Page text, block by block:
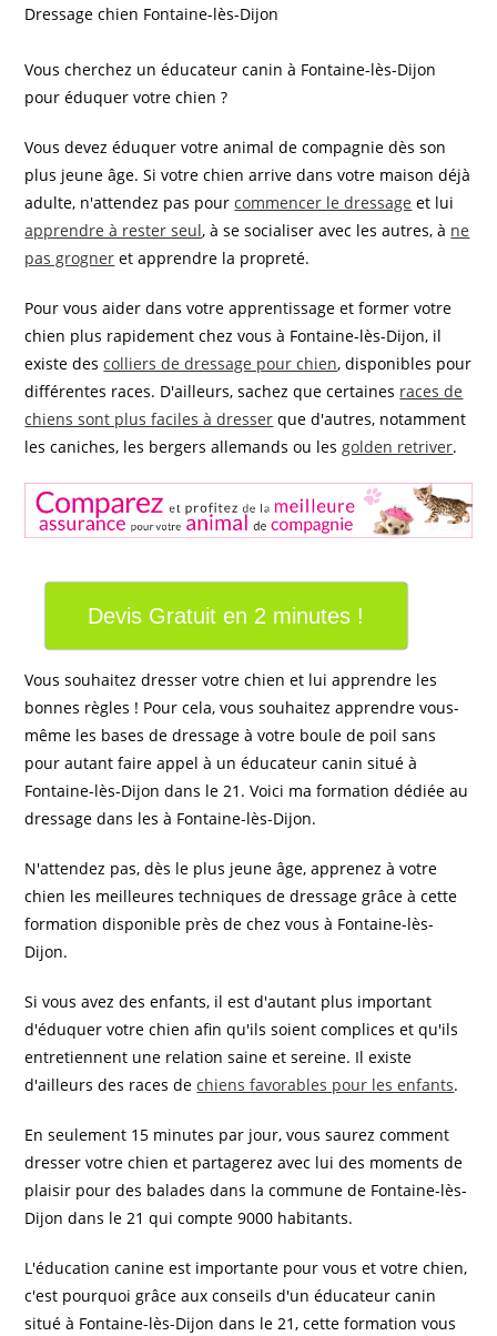
Dressage chien Fontaine-lès-Dijon
Vous cherchez un éducateur canin à Fontaine-lès-Dijon
pour éduquer votre chien ?
Vous devez éduquer votre animal de compagnie dès son
plus jeune âge. Si votre chien arrive dans votre maison déjà
adulte, n'attendez pas pourcommencer le dressage et lui
apprendre à rester seul, à se socialiser avec les autres, à ne
pas grogner et apprendre la propreté.
Pour vous aider dans votre apprentissage et former votre
chien plus rapidement chez vous à Fontaine-lès-Dijon, il
existe descolliers de dressage pour chien, disponibles pour
différentes races. D'ailleurs, sachez que certaines races de
chiens sont plus faciles à dresser que d'autres, notamment
les caniches, les bergers allemands ou lesgolden retriver.
Devis Gratuit en 2 minutes !
Vous souhaitez dresser votre chien et lui apprendre les
bonnes règles ! Pour cela, vous souhaitez apprendre vous-
même les bases de dressage à votre boule de poil sans
pour autant faire appel à un éducateur canin situé à
Fontaine-lès-Dijon dans le 21. Voici ma formation dédiée au
dressage dans les à Fontaine-lès-Dijon.
N'attendez pas, dès le plus jeune âge, apprenez à votre
chien les meilleures techniques de dressage grâce à cette
formation disponible près de chez vous à Fontaine-lès-
Dijon.
Si vous avez des enfants, il est d'autant plus important
d'éduquer votre chien afin qu'ils soient complices et qu'ils
entretiennent une relation saine et sereine. Il existe
d'ailleurs des races dechiens favorables pour les enfants.
En seulement 15 minutes par jour, vous saurez comment
dresser votre chien et partagerez avec lui des moments de
plaisir pour des balades dans la commune de Fontaine-lès-
Dijon dans le 21 qui compte 9000 habitants.
L'éducation canine est importante pour vous et votre chien,
c'est pourquoi grâce aux conseils d'un éducateur canin
situé à Fontaine-lès-Dijon dans le 21, cette formation vous